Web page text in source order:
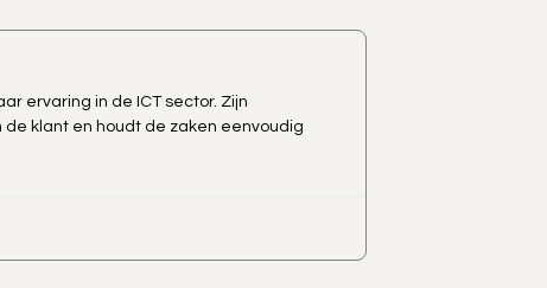
ervaring in de ICT sector. Zijn
klant en houdt de zaken eenvoudig